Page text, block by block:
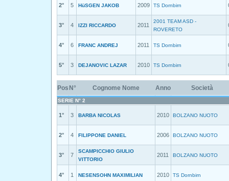
2° 5 HüSGEN JAKOB 2009 TS Dornbirn
3° 4 IZZI RICCARDO 2011
2001 TEAM ASD -
ROVERETO
4° 6 FRANC ANDREJ 2011 TS Dornbirn
5° 3 DEJANOVIC LAZAR 2010 TS Dornbirn
Pos N° Cognome Nome Anno Società
SERIE N° 2
1° 3 BARBA NICOLAS 2010 BOLZANO NUOTO
2° 4 FILIPPONE DANIEL 2006 BOLZANO NUOTO
3° 7
SCAMPICCHIO GIULIO
VITTORIO
2011 BOLZANO NUOTO
4° 1 NESENSOHN MAXIMILIAN 2010 TS Dornbirn